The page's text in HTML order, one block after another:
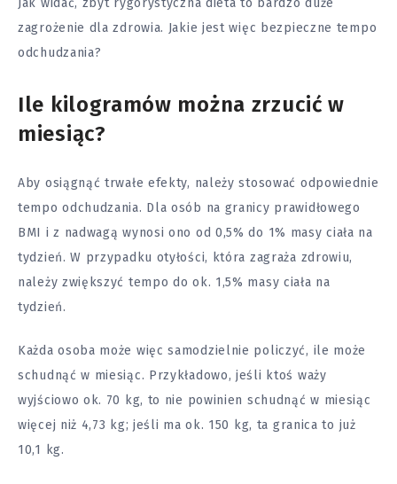
Jak widać, zbyt rygorystyczna dieta to bardzo duże
zagrożenie dla zdrowia. Jakie jest więc bezpieczne tempo
odchudzania?
Ile kilogramów można zrzucić w
miesiąc?
Aby osiągnąć trwałe efekty, należy stosować odpowiednie
tempo odchudzania. Dla osób na granicy prawidłowego
BMI i z nadwagą wynosi ono od 0,5% do 1% masy ciała na
tydzień. W przypadku otyłości, która zagraża zdrowiu,
należy zwiększyć tempo do ok. 1,5% masy ciała na
tydzień.
Każda osoba może więc samodzielnie policzyć, ile może
schudnąć w miesiąc. Przykładowo, jeśli ktoś waży
wyjściowo ok. 70 kg, to nie powinien schudnąć w miesiąc
więcej niż 4,73 kg; jeśli ma ok. 150 kg, ta granica to już
10,1 kg.